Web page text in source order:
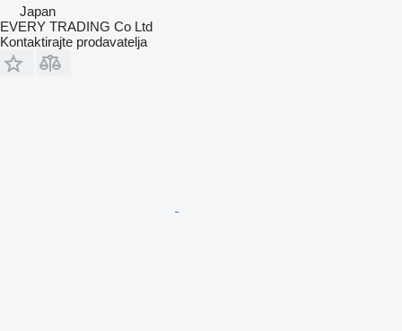
Japan
EVERY TRADING Co Ltd
Kontaktirajte prodavatelja